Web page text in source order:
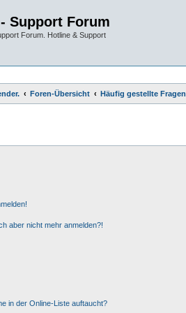
Support Forum
Forum. Hotline & Support
Foren-Übersicht
Häufig gestellte Fragen
aber nicht mehr anmelden?!
in der Online-Liste auftaucht?